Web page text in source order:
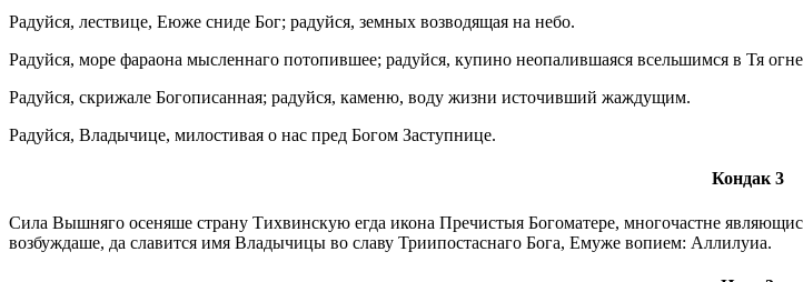
Радуйся, лествице, Еюже сниде Бог; радуйся, земных возводящая на небо.
Радуйся, море фараона мысленнаго потопившее; радуйся, купино неопалившаяся всельшимся в Тя
Радуйся, скрижале Богописанная; радуйся, каменю, воду жизни источивший жаждущим.
Радуйся, Владычице, милостивая о нас пред Богом Заступнице.
Кондак 3
Сила Вышняго осеняше страну Тихвинскую егда икона Пречистыя Богоматере, многочастне
возбуждаше, да славится имя Владычицы во славу Триипостаснаго Бога, Емуже вопием: Аллилуиа.